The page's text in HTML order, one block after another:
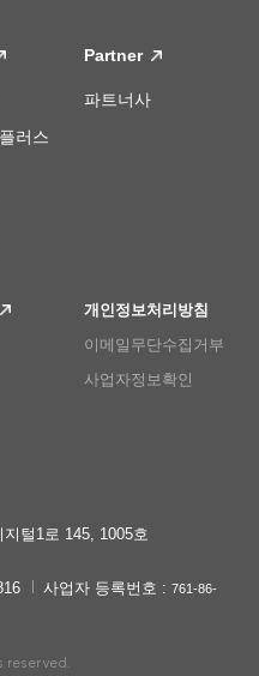
러스
Partner
파트너사
개인정보처리방침
이메일무단수집거부
사업자정보확인
털1로 145, 1005호
사업자 등록번호 : 761-86-
reserved.